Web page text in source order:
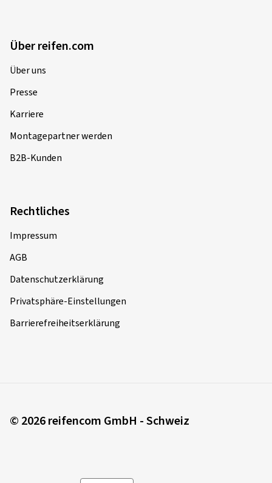
Über reifen.com
Über uns
Presse
Karriere
Montagepartner werden
B2B-Kunden
Rechtliches
Impressum
AGB
Datenschutzerklärung
Privatsphäre-Einstellungen
Barrierefreiheitserklärung
© 2026 reifencom GmbH - Schweiz